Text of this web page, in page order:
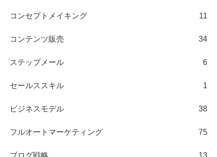
コンセプトメイキング 11
コンテンツ販売 34
ステップメール 6
セールススキル 1
ビジネスモデル 38
フルオートマーケティング 75
ブログ戦略 13